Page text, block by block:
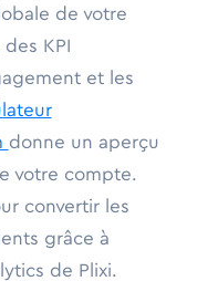
de votre
KPI
et les
donne un aperçu
votre compte.
convertir les
grâce à
de Plixi.